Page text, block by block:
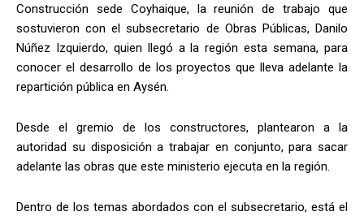
Construcción sede Coyhaique, la reunión de trabajo que
sostuvieron con el subsecretario de Obras Públicas, Danilo
Núñez Izquierdo, quien llegó a la región esta semana, para
conocer el desarrollo de los proyectos que lleva adelante la
repartición pública en Aysén.
Desde el gremio de los constructores, plantearon a la
autoridad su disposición a trabajar en conjunto, para sacar
adelante las obras que este ministerio ejecuta en la región.
Dentro de los temas abordados con el subsecretario, está el